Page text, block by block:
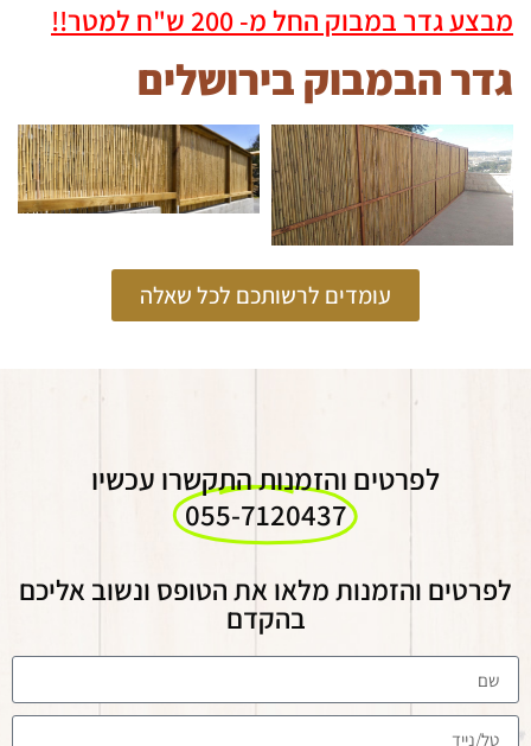
מבצע גדר במבוק החל מ- 200 ש"ח למטר!!
גדר הבמבוק בירושלים
עומדים לרשותכם לכל שאלה
לפרטים והזמנות התקשרו עכשיו
055-7120437
לפרטים והזמנות מלאו את הטופס ונשוב אליכם
בהקדם